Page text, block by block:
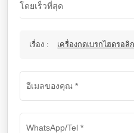
โดยเร็วที่สุด
เรื่อง : เครื่องกดเบรกไฮดรอ